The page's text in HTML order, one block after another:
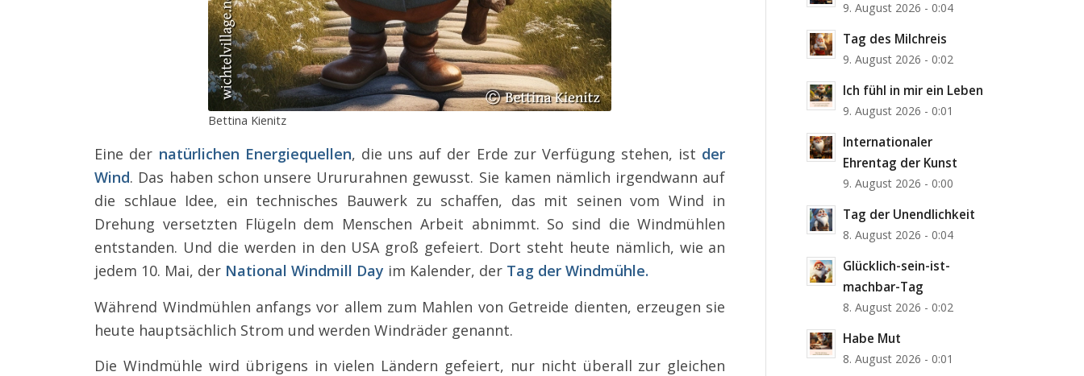
Bettina Kienitz
Eine der natürlichen Energiequellen, die uns auf der Erde zur Verfügung stehen, ist der
Wind. Das haben schon unsere Urururahnen gewusst. Sie kamen nämlich irgendwann auf
die schlaue Idee, ein technisches Bauwerk zu schaffen, das mit seinen vom Wind in
Drehung versetzten Flügeln dem Menschen Arbeit abnimmt. So sind die Windmühlen
entstanden. Und die werden in den USA groß gefeiert. Dort steht heute nämlich, wie an
jedem 10. Mai, der National Windmill Day im Kalender, der Tag der Windmühle.
Während Windmühlen anfangs vor allem zum Mahlen von Getreide dienten, erzeugen sie
heute hauptsächlich Strom und werden Windräder genannt.
Die Windmühle wird übrigens in vielen Ländern gefeiert, nur nicht überall zur gleichen
9. August 2026 - 0:04
Tag des Milchreis
9. August 2026 - 0:02
Ich fühl in mir ein Leben
9. August 2026 - 0:01
Internationaler
Ehrentag der Kunst
9. August 2026 - 0:00
Tag der Unendlichkeit
8. August 2026 - 0:04
Glücklich-sein-ist-
machbar-Tag
8. August 2026 - 0:02
Habe Mut
8. August 2026 - 0:01